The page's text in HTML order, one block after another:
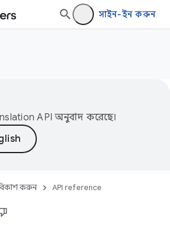
সাইন-ইন করুন
API অনুবাদ করেছে।
করুন API reference